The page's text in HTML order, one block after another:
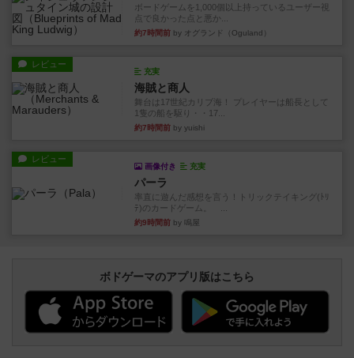
ボードゲームを1,000個以上持っているユーザー視
点で良かった点と悪か...
約7時間前 by オグランド（Oguland）
レビュー
充実
海賊と商人
舞台は17世紀カリブ海！ プレイヤーは船長として
1隻の船を駆り・・17...
約7時間前 by yuishi
レビュー
画像付き 充実
パーラ
率直に遊んだ感想を言う！トリックテイキング(ﾄﾘ
ﾃ)のカードゲーム。 ...
約9時間前 by 鳴屋
ボドゲーマのアプリ版はこちら